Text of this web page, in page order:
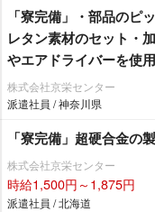
「寮完備」・部品のピ
レタン素材のセット・
エアドライバーを使用
査作業/即入寮/製造・工場
株式会社京栄センター
派遣社員 / 神奈川県
「寮完備」超硬合金の
株式会社京栄センター
時給1,500円～1,875円
派遣社員 / 北海道